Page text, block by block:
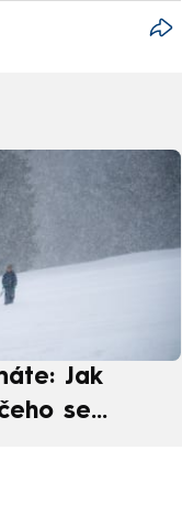
Jak
se